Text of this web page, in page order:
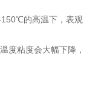
150℃的高温下，表观
度粘度会大幅下降，